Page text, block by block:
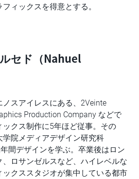
ィックスを得意とする。
セド（Nahuel
スアイレスにある、2Veinte
Production Company などで
ックス制作に5年ほど従事。その
院メディアデザイン研究科
年間デザインを学ぶ。卒業後はロン
、ロサンゼルスなど、ハイレベルな
ックススタジオが集中している都市